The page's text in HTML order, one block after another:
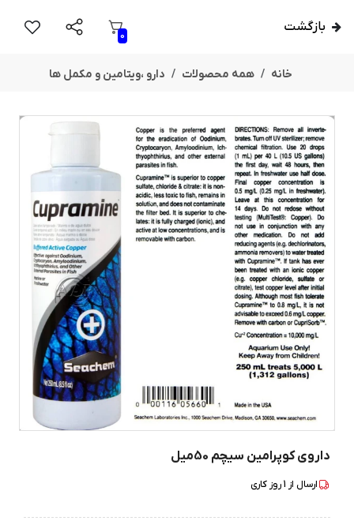
بازگشت
0
خانه همه محصولات دارو ،ویتامین و مکمل ها
داروی کوپرامین سیچم 50میل
ارسال از 1روز کاری